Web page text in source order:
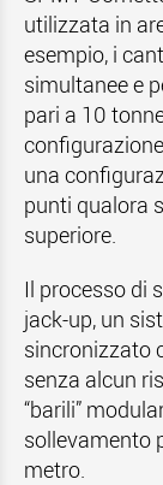
utilizzata in
esempio, i
simultanee e
pari a 10
una
punti qualora
superiore.
Il processo di
jack-up, un
sincronizzato
senza alcun
“barili”
sollevamento
metro.